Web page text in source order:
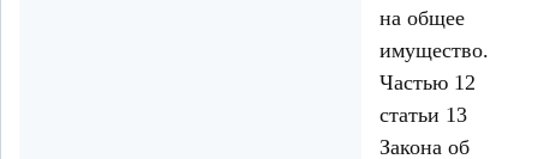
на общее
имущество.
Частью 12
статьи 13
Закона об